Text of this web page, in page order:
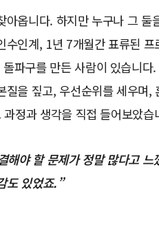
아옵니다. 하지만 누구나 그
수인계, 1년 7개월간 표류된
파구를 만든 사람이 있습니
질을 짚고, 우선순위를 세우며
정과 생각을 직접 들어보았습
해야 할 문제가 정말 많다고
도 있었죠.”